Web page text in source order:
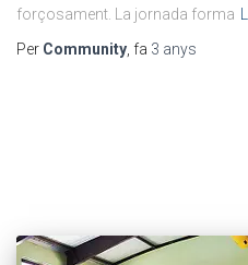
forçosament. La jornada forma
Per Community , fa 3 anys